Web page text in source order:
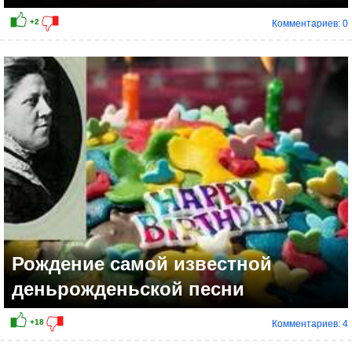
Комментариев: 0
Рождение самой известной
деньрожденьской песни
Комментариев: 4